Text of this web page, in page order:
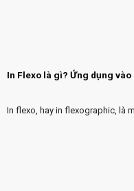
In Flexo là gì? Ứng dụng
In flexo, hay in flexographic, là